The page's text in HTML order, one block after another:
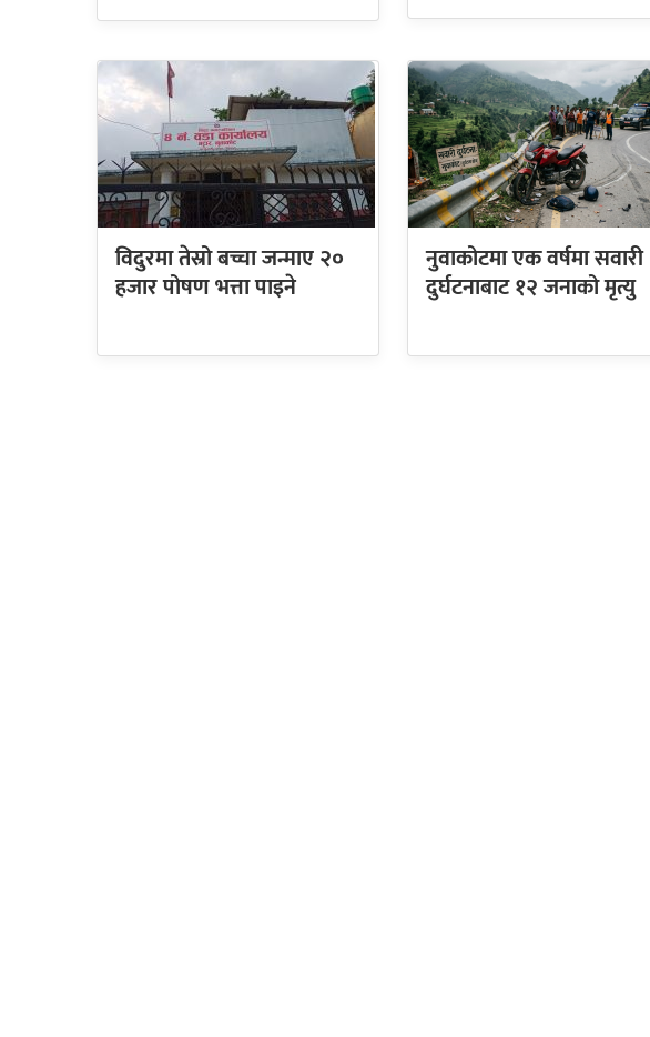
विदुरमा तेस्रो बच्चा जन्माए २०
हजार पोषण भत्ता पाइने
नुवाकोटमा एक वर्षमा सवारी
दुर्घटनाबाट १२ जनाको मृत्यु